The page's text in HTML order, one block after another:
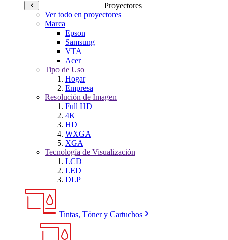
Proyectores
Ver todo en proyectores
Marca
Epson
Samsung
VTA
Acer
Tipo de Uso
Hogar
Empresa
Resolución de Imagen
Full HD
4K
HD
WXGA
XGA
Tecnología de Visualización
LCD
LED
DLP
Tintas, Tóner y Cartuchos